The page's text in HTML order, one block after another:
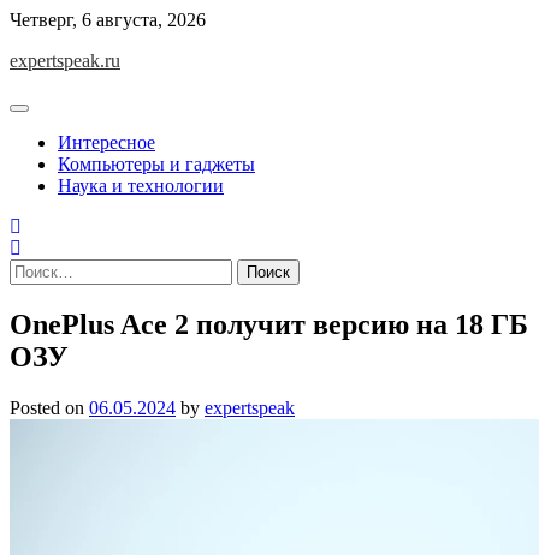
Skip
content
Четверг, 6 августа, 2026
expertspeak.ru
Интересное
Компьютеры и гаджеты
Наука и технологии
Найти:
OnePlus Ace 2 получит версию на 18 ГБ
ОЗУ
Posted on 06.05.2024 by expertspeak